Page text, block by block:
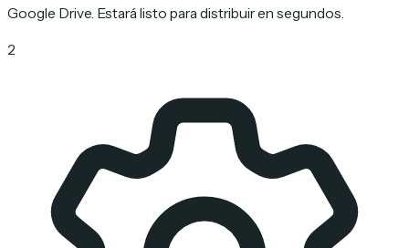
Google Drive. Estará listo para distribuir en segundos.
2